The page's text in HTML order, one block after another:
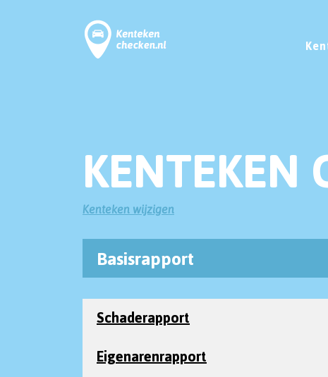
KENTEKEN
Kenteken wijzigen
Basisrapport
Schaderapport
Eigenarenrapport